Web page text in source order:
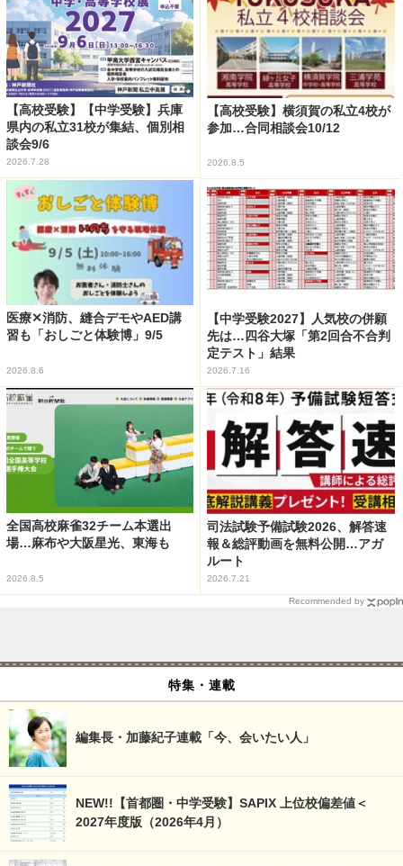
【高校受験】【中学受験】兵庫
県内の私立31校が集結、個別相
談会9/6
2026.7.28
【高校受験】横須賀の私立4校が
参加…合同相談会10/12
2026.8.5
医療✕消防、縫合デモやAED講
習も「おしごと体験博」9/5
2026.8.6
【中学受験2027】人気校の併願
先は…四谷大塚「第2回合不合判
定テスト」結果
2026.7.16
全国高校麻雀32チーム本選出
場…麻布や大阪星光、東海も
2026.8.5
司法試験予備試験2026、解答速
報＆総評動画を無料公開…アガ
ルート
2026.7.21
Recommended by
特集・連載
編集長・加藤紀子連載「今、会いたい人」
NEW!!【首都圏・中学受験】SAPIX 上位校偏差値＜
2027年度版（2026年4月）